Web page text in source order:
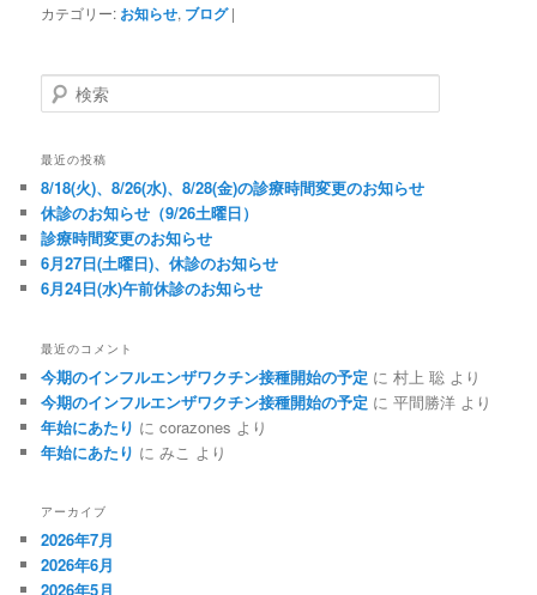
カテゴリー: お知らせ, ブログ |
検索
最近の投稿
8/18(火)、8/26(水)、8/28(金)の診療時間変更のお知らせ
休診のお知らせ（9/26土曜日）
診療時間変更のお知らせ
6月27日(土曜日)、休診のお知らせ
6月24日(水)午前休診のお知らせ
最近のコメント
今期のインフルエンザワクチン接種開始の予定 に村上 聡 より
今期のインフルエンザワクチン接種開始の予定 に平間勝洋 より
年始にあたり にcorazones より
年始にあたり にみこ より
アーカイブ
2026年7月
2026年6月
2026年5月